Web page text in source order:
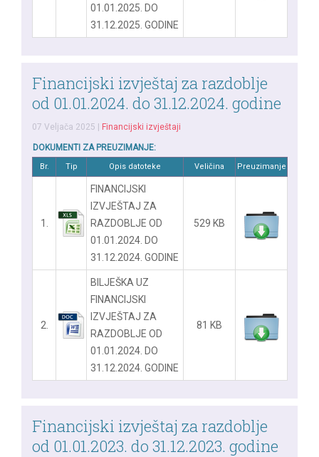
01.01.2025. DO
31.12.2025. GODINE
Financijski izvještaj za razdoblje
od 01.01.2024. do 31.12.2024. godine
07 Veljača 2025 Financijski izvještaji
DOKUMENTI ZA PREUZIMANJE:
Br. Tip Opis datoteke Veličina Preuzimanje
1.
FINANCIJSKI
IZVJEŠTAJ ZA
RAZDOBLJE OD
01.01.2024. DO
31.12.2024. GODINE
529 KB
2.
BILJEŠKA UZ
FINANCIJSKI
IZVJEŠTAJ ZA
RAZDOBLJE OD
01.01.2024. DO
31.12.2024. GODINE
81 KB
Financijski izvještaj za razdoblje
od 01.01.2023. do 31.12.2023. godine